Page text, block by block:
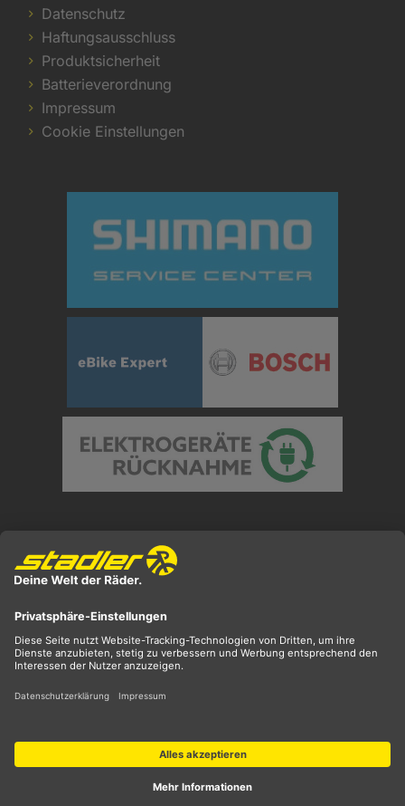
Datenschutz
Haftungsausschluss
Produktsicherheit
Batterieverordnung
Impressum
Cookie Einstellungen
** ehemaliger UVP
*** Preis entspricht unserem Markteinführungspreis